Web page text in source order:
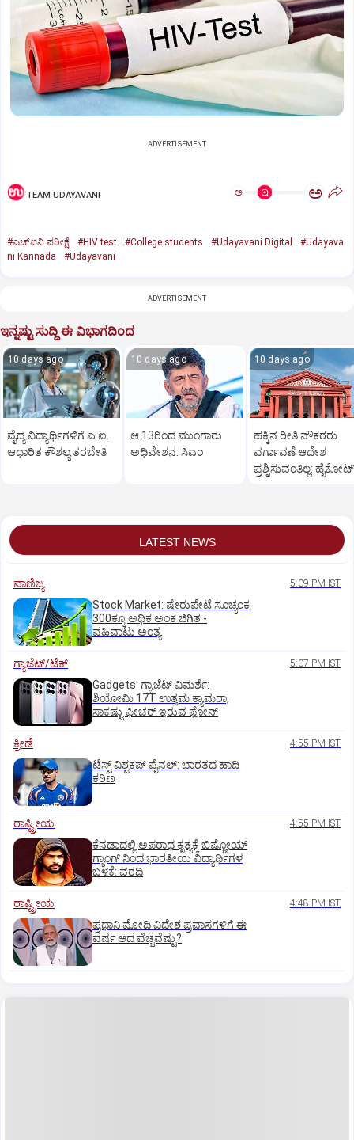
ADVERTISEMENT
TEAM UDAYAVANI ಅ ಅ
#ಎಚ್‌ಐವಿ ಪರೀಕ್ಷೆ #HIV test #College students #Udayavani Digital
#Udayava
ni Kannada
#Udayavani
ADVERTISEMENT
ಇನ್ನಷ್ಟು ಸುದ್ದಿ ಈ ವಿಭಾಗದಿಂದ
10 days ago
ವೈದ್ಯ ವಿದ್ಯಾರ್ಥಿಗಳಿಗೆ ಎ.ಐ.
ಆಧಾರಿತ ಕೌಶಲ್ಯ ತರಬೇತಿ
10 days ago
ಆ.13ರಿಂದ ಮುಂಗಾರು
ಅಧಿವೇಶನ: ಸಿಎಂ
10 days ago
ಹಕ್ಕಿನ ರೀತಿ ನೌಕರರು
ವರ್ಗಾವಣೆ ಆದೇಶ
ಪ್ರಶ್ನಿಸುವಂತಿಲ್ಲ:
LATEST NEWS
ವಾಣಿಜ್ಯ 5:09 PM IST
Stock Market: ಷೇರುಪೇಟೆ ಸೂಚ್ಯಂಕ
300ಕ್ಕೂ ಅಧಿಕ ಅಂಕ ಜಿಗಿತ -
ವಹಿವಾಟು ಅಂತ್ಯ
ಗ್ಯಾಜೆಟ್/ಟೆಕ್ 5:07 PM IST
Gadgets: ಗ್ಯಾಜೆಟ್ ವಿಮರ್ಶೆ:
ಶಿಯೋಮಿ 17T ಉತ್ತಮ ಕ್ಯಾಮರಾ,
ಸಾಕಷ್ಟು ಫೀಚರ್ ಇರುವ ಫೋನ್
ಕ್ರೀಡೆ 4:55 PM IST
ಟೆಸ್ಟ್ ವಿಶ್ವಕಪ್‌ ಫೈನಲ್‌: ಭಾರತದ ಹಾದಿ
ಕಠಿಣ
ರಾಷ್ಟ್ರೀಯ 4:55 PM IST
ಕೆನಡಾದಲ್ಲಿ ಅಪರಾಧ ಕೃತ್ಯಕ್ಕೆ ಬಿಷ್ಣೋಯ್
ಗ್ಯಾಂಗ್ ನಿಂದ ಭಾರತೀಯ ವಿದ್ಯಾರ್ಥಿಗಳ
ಬಳಕೆ: ವರದಿ
ರಾಷ್ಟ್ರೀಯ 4:48 PM IST
ಪ್ರಧಾನಿ ಮೋದಿ ವಿದೇಶ ಪ್ರವಾಸಗಳಿಗೆ ಈ
ವರ್ಷ ಆದ ವೆಚ್ಚವೆಷ್ಟು?